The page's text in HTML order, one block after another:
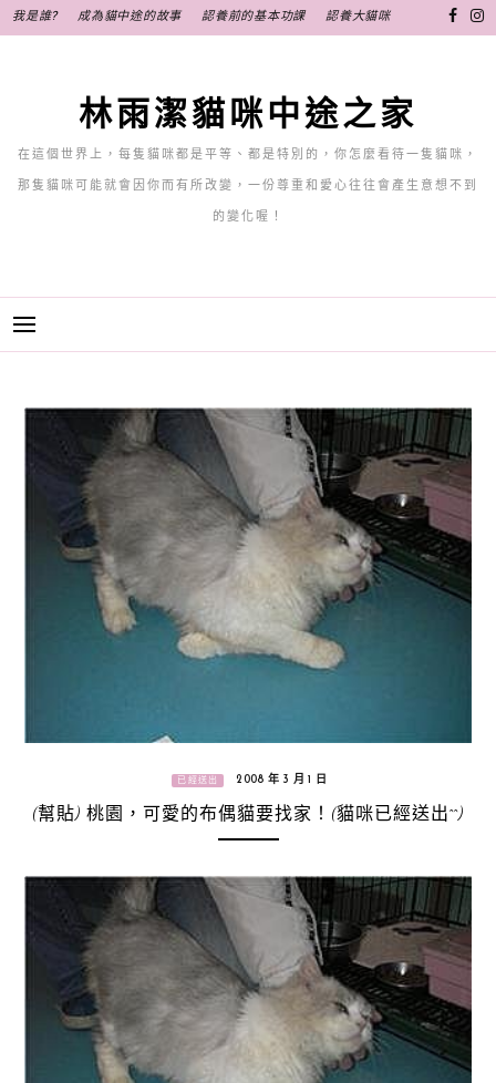
至
我是誰? 成為貓中途的故事 認養前的基本功課 認養大貓咪
林雨潔貓咪中途之家
在這個世界上，每隻貓咪都是平等、都是特別的，你怎麼看待一隻貓咪，
那隻貓咪可能就會因你而有所改變，一份尊重和愛心往往會產生意想不到
的變化喔！
已經送出 2008 年 3 月 1 日
(幫貼) 桃園，可愛的布偶貓要找家！(貓咪已經送出^^)